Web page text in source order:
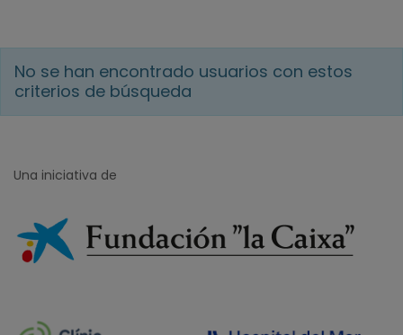
No se han encontrado usuarios con estos
criterios de búsqueda
Una iniciativa de